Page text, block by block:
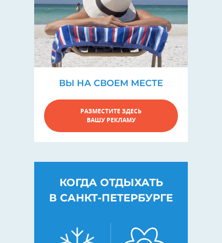
ВЫ НА СВОЕМ МЕСТЕ
РАЗМЕСТИТЕ ЗДЕСЬ
ВАШУ РЕКЛАМУ
КОГДА ОТДЫХАТЬ
В САНКТ-ПЕТЕРБУРГЕ